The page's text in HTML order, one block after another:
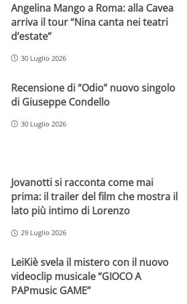
Angelina Mango a Roma: alla Cavea
arriva il tour “Nina canta nei teatri
d’estate”
30 Luglio 2026
Recensione di “Odio” nuovo singolo
di Giuseppe Condello
30 Luglio 2026
Jovanotti si racconta come mai
prima: il trailer del film che mostra il
lato più intimo di Lorenzo
29 Luglio 2026
LeiKiè svela il mistero con il nuovo
videoclip musicale “GIOCO A
PAPmusic GAME”